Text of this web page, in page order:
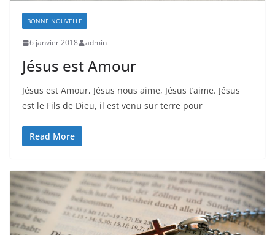
BONNE NOUVELLE
6 janvier 2018 admin
Jésus est Amour
Jésus est Amour, Jésus nous aime, Jésus t’aime. Jésus
est le Fils de Dieu, il est venu sur terre pour
Read More